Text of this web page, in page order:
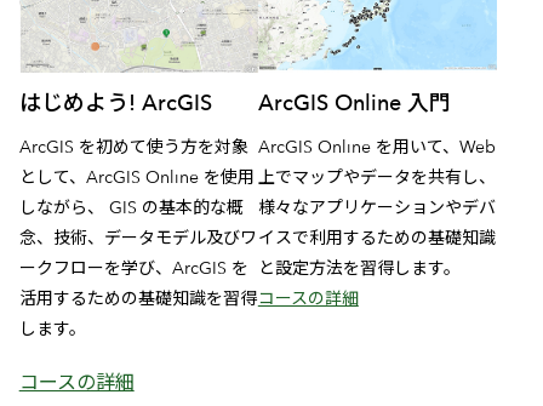
はじめよう! ArcGIS
ArcGIS を初めて使う方を対象
として、ArcGIS Online を使用
しながら、 GIS の基本的な概
念、技術、データモデル及びワ
ークフローを学び、ArcGIS を
活用するための基礎知識を習得
します。
コースの詳細
ArcGIS Online 入門
ArcGIS Online を用いて、Web
上でマップやデータを共有し、
様々なアプリケーションやデバ
イスで利用するための基礎知識
と設定方法を習得します。
コースの詳細